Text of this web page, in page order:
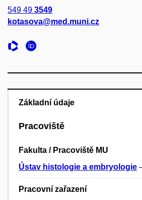
549 49 3549
kotasova@med.muni.cz
Základní údaje
Pracoviště
Fakulta / Pracoviště MU
Ústav histologie a embryologie
Pracovní zařazení